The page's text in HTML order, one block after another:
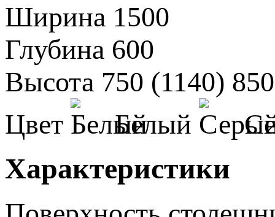
Ширина 1500
Глубина 600
Высота 750 (1140)
Цвет
Белый
Характеристики